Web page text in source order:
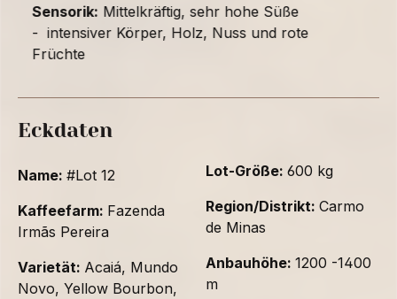
Sensorik: Mittelkräftig, sehr hohe Süße
- intensiver Körper, Holz, Nuss und rote
Früchte
Eckdaten
Name: #Lot 12
Kaffeefarm: Fazenda
Irmãs Pereira
Varietät: Acaiá, Mundo
Novo, Yellow Bourbon,
Lot-Größe: 600 kg
Region/Distrikt: Carmo
de Minas
Anbauhöhe: 1200 -1400
m